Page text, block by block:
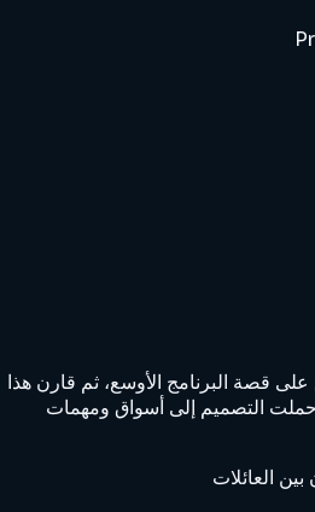
على قصة البرنامج الأوسع، ثم قارن هذا
حملت التصميم إلى أسواق ومهمات
بين العائلات